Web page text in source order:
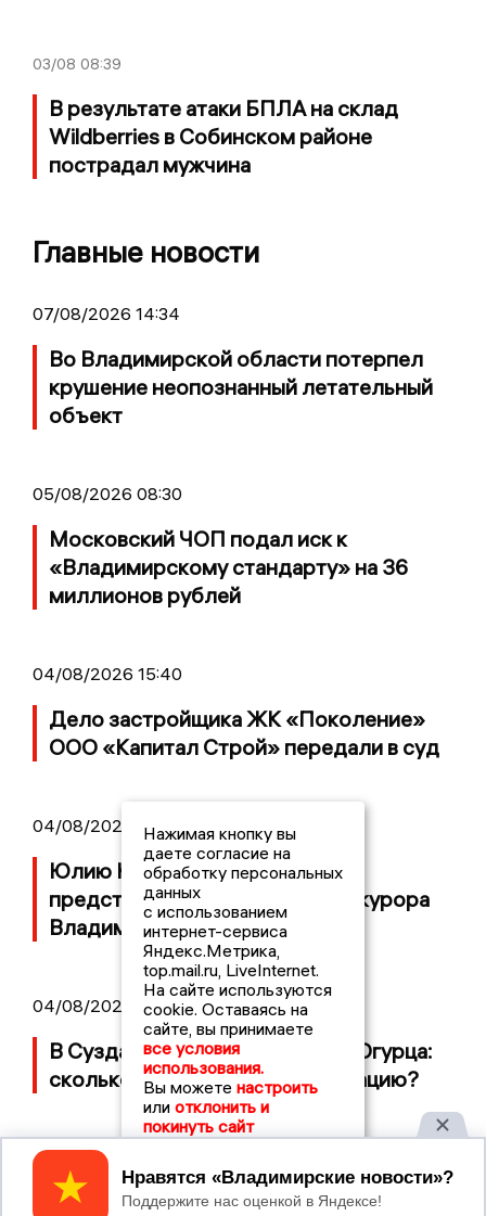
03/08 08:39
В результате атаки БПЛА на склад
Wildberries в Собинском районе
пострадал мужчина
Главные новости
07/08/2026 14:34
Во Владимирской области потерпел
крушение неопознанный летательный
объект
05/08/2026 08:30
Московский ЧОП подал иск к
«Владимирскому стандарту» на 36
миллионов рублей
04/08/2026 15:40
Дело застройщика ЖК «Поколение»
ООО «Капитал Строй» передали в суд
04/08/2026 11:36
Юлию Калистову официально
представили в должности прокурора
Владимирской области
04/08/2026 09:01
В Суздале прошёл Фестиваль Огурца:
сколько потратили на организацию?
Нажимая кнопку вы
даете согласие на
обработку персональных
данных
с использованием
интернет-сервиса
Яндекс.Метрика,
top.mail.ru, LiveInternet.
На сайте используются
cookie. Оставаясь на
сайте, вы принимаете
все условия
использования.
Вы можете настроить
или отклонить и
покинуть сайт
Принять